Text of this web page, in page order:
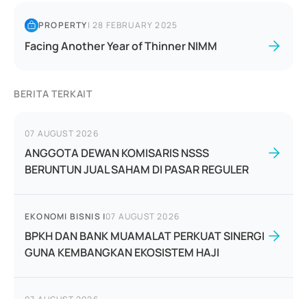
PROPERTY|28 FEBRUARY 2025
Facing Another Year of Thinner NIMM
BERITA TERKAIT
07 AUGUST 2026
ANGGOTA DEWAN KOMISARIS NSSS
BERUNTUN JUAL SAHAM DI PASAR REGULER
EKONOMI BISNIS |07 AUGUST 2026
BPKH DAN BANK MUAMALAT PERKUAT SINERGI
GUNA KEMBANGKAN EKOSISTEM HAJI